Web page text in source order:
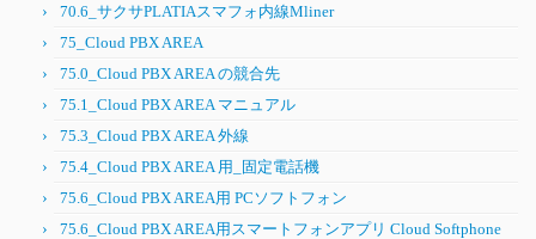
70.6_サクサPLATIAスマフォ内線Mliner
75_Cloud PBX AREA
75.0_Cloud PBX AREA の競合先
75.1_Cloud PBX AREA マニュアル
75.3_Cloud PBX AREA 外線
75.4_Cloud PBX AREA 用_固定電話機
75.6_Cloud PBX AREA用 PCソフトフォン
75.6_Cloud PBX AREA用スマートフォンアプリ Cloud Softphone